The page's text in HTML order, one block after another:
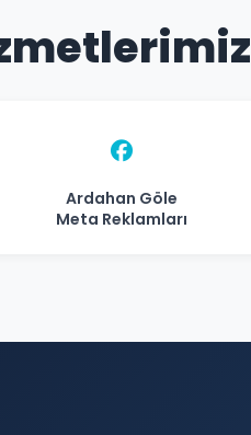
Ardahan Göle
Meta Reklamları